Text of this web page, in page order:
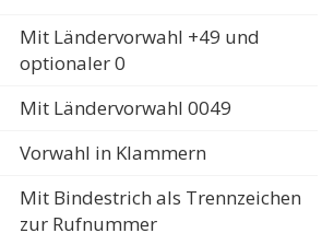
Mit Ländervorwahl +49 und
optionaler 0
Mit Ländervorwahl 0049
Vorwahl in Klammern
Mit Bindestrich als Trennzeichen
zur Rufnummer